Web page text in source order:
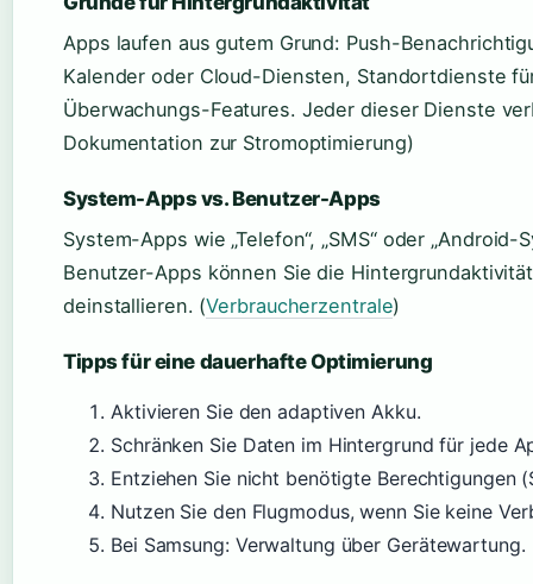
Apps laufen aus gutem Grund: Push-
Kalender oder Cloud-Diensten, Standortdienste
Überwachungs-Features. Jeder dieser Dienste
Dokumentation zur Stromoptimierung)
System-Apps vs. Benutzer-Apps
System-Apps wie „Telefon“, „SMS“ oder
Benutzer-Apps können Sie die
deinstallieren. (Verbraucherzentrale)
Tipps für eine dauerhafte Optimierung
Aktivieren Sie den adaptiven Akku.
Schränken Sie Daten im Hintergrund für jede
Entziehen Sie nicht benötigte Berechtigungen
Nutzen Sie den Flugmodus, wenn Sie keine
Bei Samsung: Verwaltung über Gerätewartung.